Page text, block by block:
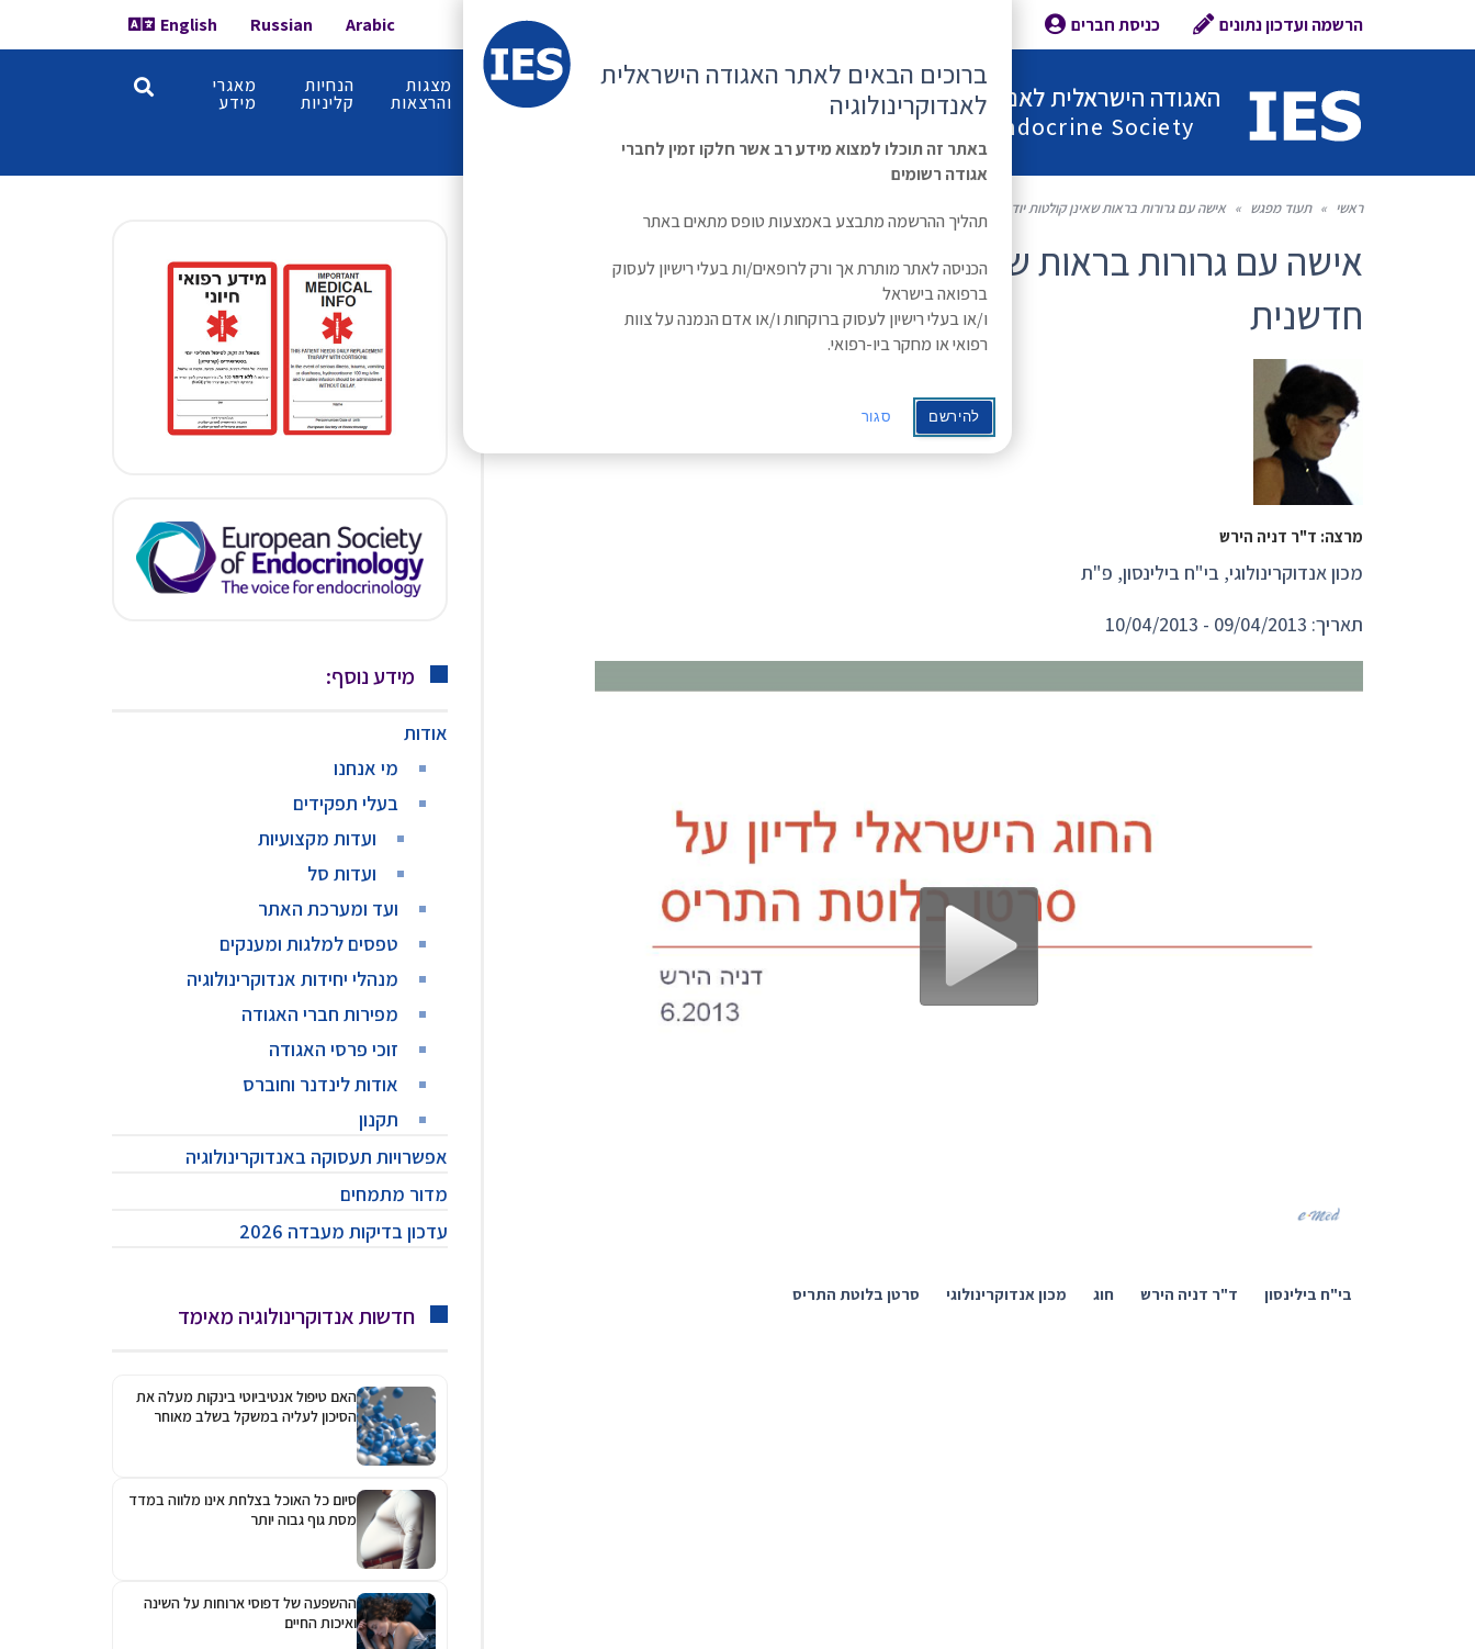
הרשמה ועדכון נתונים כניסת חברים Arabic
Russian
English
האגודה הישראלית לאנדוקרינולוגיה
Israel Endocrine Society
ראשי משולחן מפגשים קורס
מתקדם
מצגות
והרצאות
הנחיות
קליניות
מאגרי
מידע
ראשי » תעוד מפגש » אישה עם גרורות בראות שאינן קולטות יוד: גישה טיפולית חדשנית
אישה עם גרורות בראות שאינן קולטות יוד: גישה טיפולית
חדשנית
מרצה: ד"ר דניה הירש
מכון אנדוקרינולוגי, בי"ח בילינסון, פ"ת
תאריך: 09/04/2013 - 10/04/2013
בי"ח בילינסון ד"ר דניה הירש חוג מכון אנדוקרינולוגי סרטן בלוטת התריס
מידע נוסף:
אודות
מי אנחנו
בעלי תפקידים
ועדות מקצועיות
ועדות סל
ועד ומערכת האתר
טפסים למלגות ומענקים
מנהלי יחידות אנדוקרינולוגיה
מפירות חברי האגודה
זוכי פרסי האגודה
אודות לינדנר וחוברס
תקנון
אפשרויות תעסוקה באנדוקרינולוגיה
מדור מתמחים
עדכון בדיקות מעבדה 2026
חדשות אנדוקרינולוגיה מאימד
האם טיפול אנטיביוטי בינקות מעלה את
הסיכון לעליה במשקל בשלב מאוחר
סיום כל האוכל בצלחת אינו מלווה במדד
מסת גוף גבוה יותר
ההשפעה של דפוסי ארוחות על השינה
ואיכות החיים
ברוכים הבאים לאתר האגודה הישראלית
לאנדוקרינולוגיה
באתר זה תוכלו למצוא מידע רב אשר חלקו זמין לחברי
אגודה רשומים
תהליך ההרשמה מתבצע באמצעות טופס מתאים באתר
הכניסה לאתר מותרת אך ורק לרופאים/ות בעלי רישיון לעסוק
ברפואה בישראל
ו/או בעלי רישיון לעסוק ברוקחות ו/או אדם הנמנה על צוות
רפואי או מחקר ביו-רפואי.
להירשם סגור